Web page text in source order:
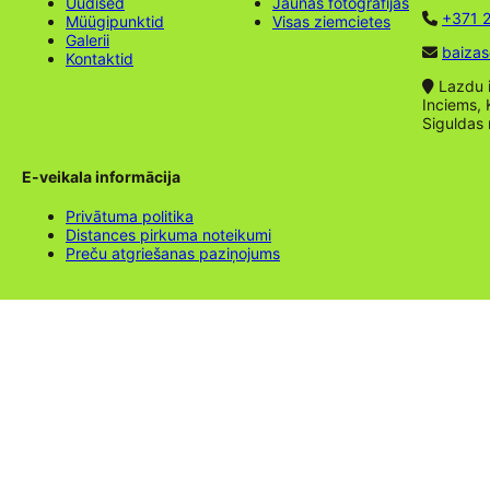
Müügipunktid
Galerii
Kontaktid
Visas ziemcietes
+371
Lazdu
Inciems,
Siguldas
E-veikala informācija
Privātuma politika
Distances pirkuma noteikumi
Preču atgriešanas paziņojums